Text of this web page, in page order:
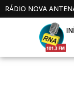
RÁDIO NOVA